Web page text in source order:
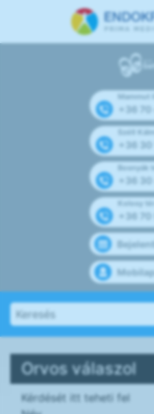
Mammut II
+36 70
Széll
+36 30
Bosnyák
+36 30
Kolosy tér
+36
Orvos válaszol
Kérdését itt teheti fel